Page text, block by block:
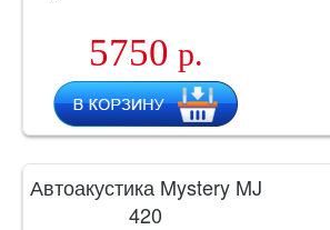
5750 р.
Автоакустика Mystery MJ
420